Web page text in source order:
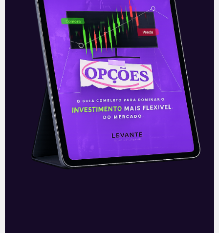
O prejuízo líquido foi devido tanto a piora no
contexto operacional do varejo como pelo
péssimo desempenho dos produtos
financeiros, bastante prejudicados pela
queda no movimento nas lojas.
Os principais catalisadores das ações da
Lojas Renner são: retomada do movimento
nas lojas físicas, em especial nos